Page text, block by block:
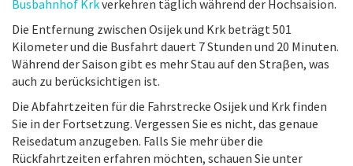
Busbahnhof Krkverkehren täglich während der Hochsaision.
Die Entfernung zwischen Osijek und Krk beträgt 501
Kilometer und die Busfahrt dauert 7 Stunden und 20 Minuten.
Während der Saison gibt es mehr Stau auf den Straβen, was
auch zu berücksichtigen ist.
Die Abfahrtzeiten für die Fahrstrecke Osijek und Krk finden
Sie in der Fortsetzung. Vergessen Sie es nicht, das genaue
Reisedatum anzugeben. Falls Sie mehr über die
Rückfahrtzeiten erfahren möchten, schauen Sie unter